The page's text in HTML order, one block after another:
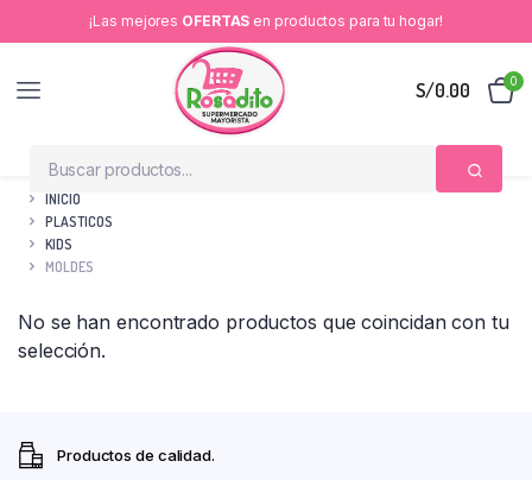
¡Las mejores OFERTAS en productos para tu hogar!
S/0.00 0
INICIO
PLASTICOS
KIDS
MOLDES
No se han encontrado productos que coincidan con tu
selección.
Productos de calidad.